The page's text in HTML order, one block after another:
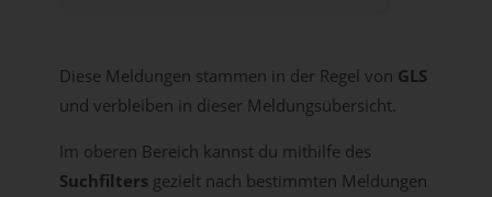
Diese Meldungen stammen in der Regel von GLS
und verbleiben in dieser Meldungsübersicht.
Im oberen Bereich kannst du mithilfe des
Suchfiltersgezielt nach bestimmten Meldungen